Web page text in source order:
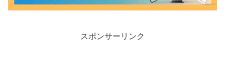
スポンサーリンク